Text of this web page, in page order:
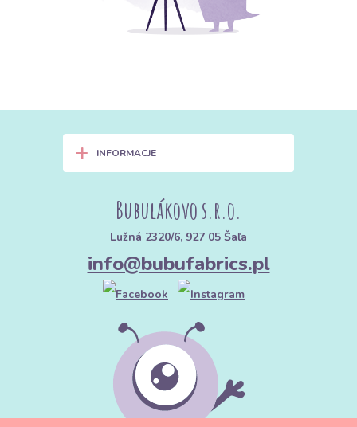
+ INFORMACJE
Bubulákovo s.r.o.
Lužná 2320/6, 927 05 Šaľa
info@bubufabrics.pl